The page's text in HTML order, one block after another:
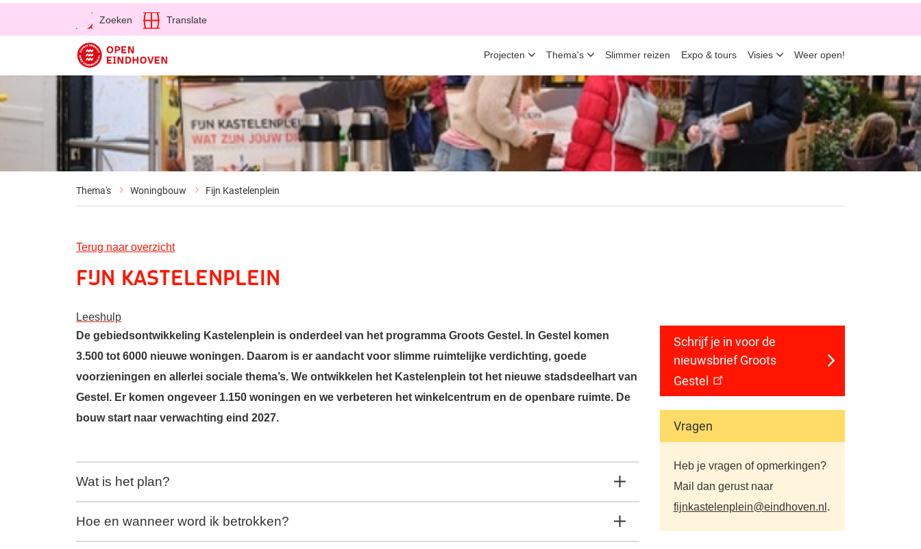
Direct naar de inhoud
Open
Zoeken Translate
Projecten Thema's Slimmer reizen Expo & tours Visies Weer open!
Thema's Woningbouw Fijn Kastelenplein
Terug naar overzicht
Fijn Kastelenplein
Leeshulp
Schrijf je in voor de
nieuwsbrief Groots
Gestel
Vragen
Heb je vragen of opmerkingen?
Mail dan gerust naar
fijnkastelenplein@eindhoven.nl .
De gebiedsontwikkeling Kastelenplein is onderdeel van het programma Groots Gestel. In Gestel komen
3.500 tot 6000 nieuwe woningen. Daarom is er aandacht voor slimme ruimtelijke verdichting, goede
voorzieningen en allerlei sociale thema’s. We ontwikkelen het Kastelenplein tot het nieuwe stadsdeelhart van
Gestel. Er komen ongeveer 1.150 woningen en we verbeteren het winkelcentrum en de openbare ruimte. De
bouw start naar verwachting eind 2027.
Wat is het plan?
Hoe en wanneer word ik betrokken?